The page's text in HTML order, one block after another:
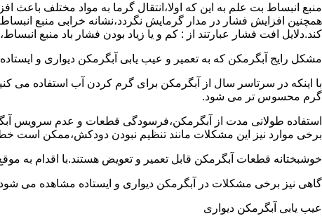
منبع انبساط بت علم به این که اولا،انتقال گرما به مواد مختلف
همچنین افزایش فشار در مدار گرمایش نگردد،نشانه خرابی منبع
کند.دلایل افت فشار عبارتند از : کم و یا زیاد بودن فشار باد منبع
مشکل رایج آبگرمکن که به تعمیر و عیب یابی آبگرمکن دیواری و ایستاده
با اینکه در سرتاسر سال از آبگرمکن برای گرم کردن آب استفاده می
گرم محسوس تر می شود.
استفاده طولانی مدت از آبگرمکن،فرسودگی قطعات و عدم سرویس
برخی موارد نیز این مشکلات مانند تنظیم نبودن دودکش،ممکن است
خوشبختانه قطعات آبگرمکن قابل تعمیر و تعویض هستند.با اقدام به
گاهی نیز برخی مشکلات در آبگرمکن دیواری و ایستاده مشاهده می
عیب یابی آبگرمکن دیواری